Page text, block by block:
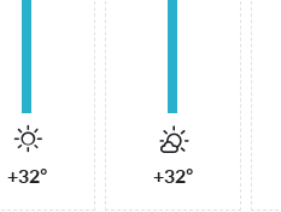
+32° +32°